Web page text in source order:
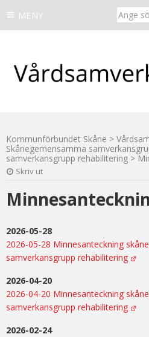
MENY
Ange
Kommunförbundet Skåne >
Skånegemensamma
samverkansgrupp rehabilitering >
Skriv ut
2026-05-28
2026-05-28 Minnesanteckning
samverkansgrupp rehabilitering
2026-04-20
2026-04-20 Minnesanteckning
samverkansgrupp rehabilitering
2026-02-24